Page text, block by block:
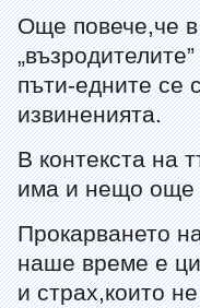
Още повече,че в
пъти-едните се
извиненията.
В контекста на
има и нещо още
Прокарването
наше време е
и страх,които